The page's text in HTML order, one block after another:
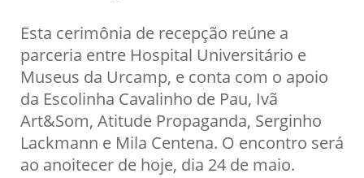
Esta cerimônia de recepção reúne a
parceria entre Hospital Universitário e
Museus da Urcamp, e conta com o apoio
da Escolinha Cavalinho de Pau, Ivã
Art&Som, Atitude Propaganda, Serginho
Lackmann e Mila Centena. O encontro será
ao anoitecer de hoje, dia 24 de maio.